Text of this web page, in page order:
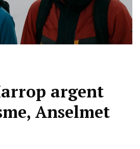
argent
Anselmet